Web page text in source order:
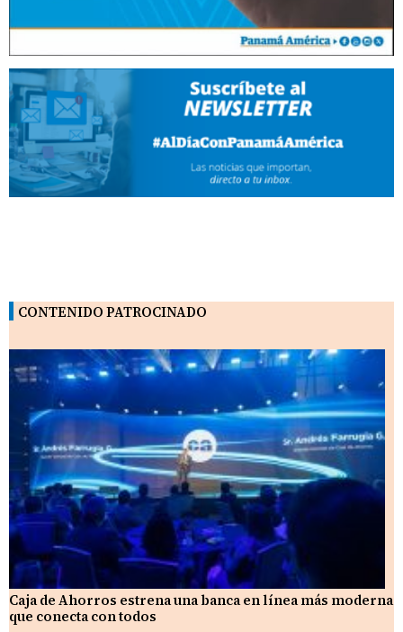
CONTENIDO PATROCINADO
Caja de Ahorros estrena una banca en línea más moderna
que conecta con todos